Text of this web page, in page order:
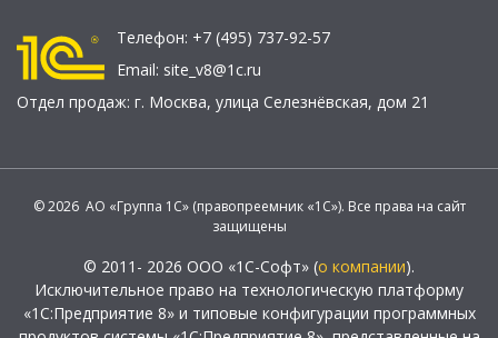
Телефон: +7 (495) 737-92-57
Email: site_v8@1c.ru
Отдел продаж: г. Москва, улица Селезнёвская, дом 21
© 2026 АО «Группа 1С» (правопреемник «1С»). Все права на сайт
защищены
© 2011- 2026 ООО «1С-Софт» (о компании).
Исключительное право на технологическую платформу
«1С:Предприятие 8» и типовые конфигурации программных